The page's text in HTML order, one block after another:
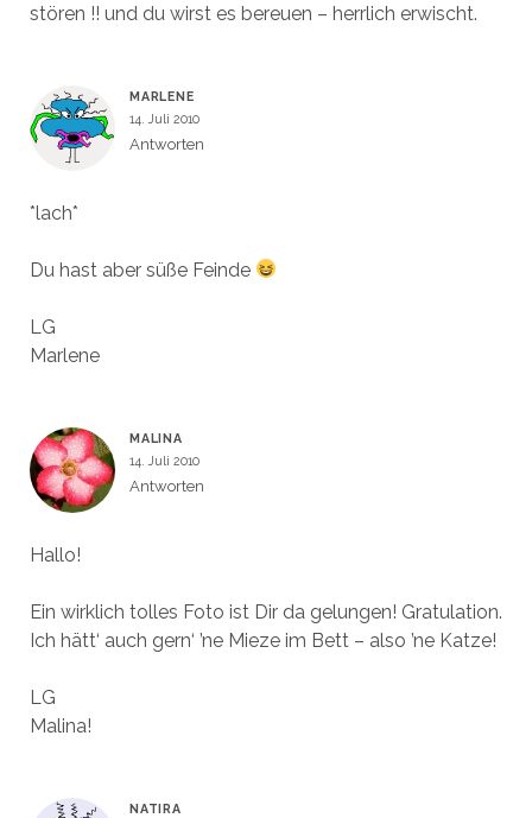
stören !! und du wirst es bereuen – herrlich erwischt.
MARLENE
14. Juli 2010
Antworten
*lach*
Du hast aber süße Feinde
LG
Marlene
MALINA
14. Juli 2010
Antworten
Hallo!
Ein wirklich tolles Foto ist Dir da gelungen! Gratulation.
Ich hätt‘ auch gern‘ ’ne Mieze im Bett – also ’ne Katze!
LG
Malina!
NATIRA